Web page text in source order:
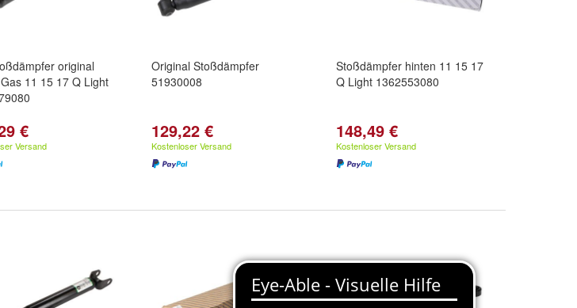
original
11 15 17 Q Light
€
Versand
Original Stoßdämpfer
51930008
129,22 €
Kostenloser Versand
Stoßdämpfer hinten 11 15 17
Q Light 1362553080
148,49 €
Kostenloser Versand